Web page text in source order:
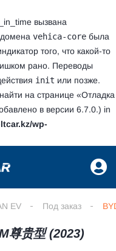
вызвана
vehica-core была
того, что какой-то
рано. Переводы
init или позже.
на странице «Отладка
в версии 6.7.0.) in
wp-
EV Под заказ
尊贵型 (2023)